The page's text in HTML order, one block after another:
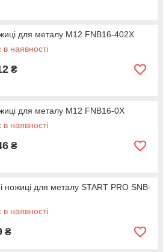
для металу M12 FNB16-402X
наявності
₴
для металу M12 FNB16-0X
наявності
₴
ножиці для металу START PRO SNB-
наявності
₴